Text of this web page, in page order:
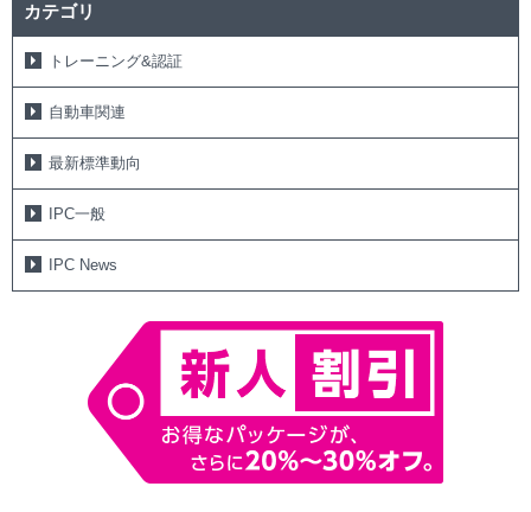
カテゴリ
トレーニング&認証
自動車関連
最新標準動向
IPC一般
IPC News